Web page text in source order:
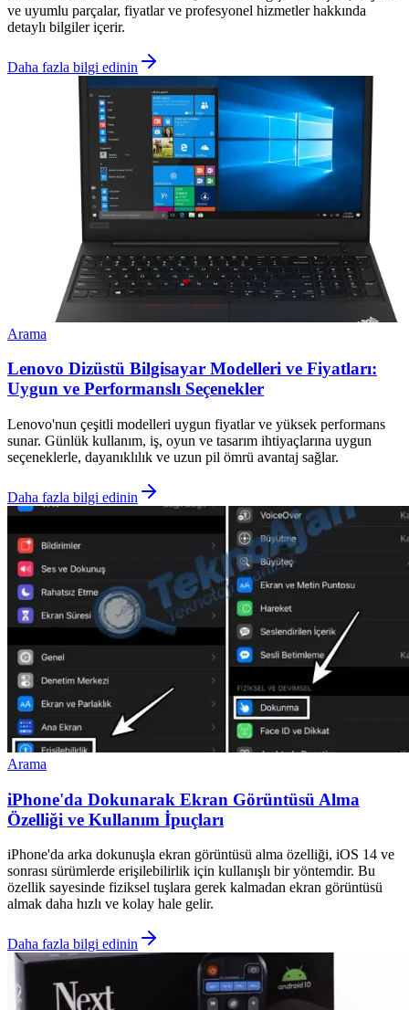
ve uyumlu parçalar, fiyatlar ve profesyonel hizmetler hakkında
detaylı bilgiler içerir.
Daha fazla bilgi edinin
Arama
Lenovo Dizüstü Bilgisayar Modelleri ve Fiyatları:
Uygun ve Performanslı Seçenekler
Lenovo'nun çeşitli modelleri uygun fiyatlar ve yüksek performans
sunar. Günlük kullanım, iş, oyun ve tasarım ihtiyaçlarına uygun
seçeneklerle, dayanıklılık ve uzun pil ömrü avantaj sağlar.
Daha fazla bilgi edinin
Arama
iPhone'da Dokunarak Ekran Görüntüsü Alma
Özelliği ve Kullanım İpuçları
iPhone'da arka dokunuşla ekran görüntüsü alma özelliği, iOS 14 ve
sonrası sürümlerde erişilebilirlik için kullanışlı bir yöntemdir. Bu
özellik sayesinde fiziksel tuşlara gerek kalmadan ekran görüntüsü
almak daha hızlı ve kolay hale gelir.
Daha fazla bilgi edinin